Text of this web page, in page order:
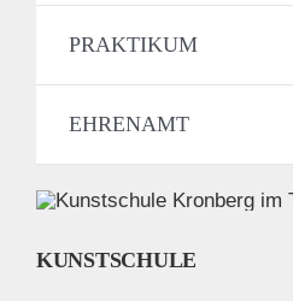
PRAKTIKUM
EHRENAMT
KUNSTSCHULE